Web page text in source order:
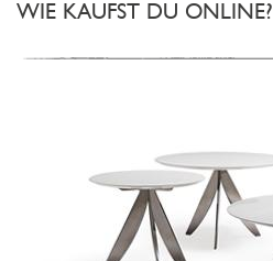
WIE KAUFST DU ONLINE?